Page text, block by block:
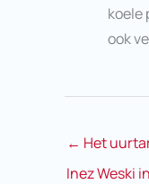
koele
ook
← Het
Inez Weski